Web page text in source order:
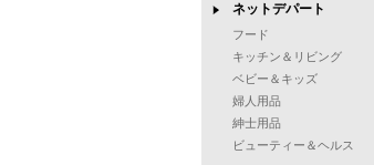
ネットデパート
フード
キッチン＆リビング
ベビー＆キッズ
婦人用品
紳士用品
ビューティー＆ヘルス